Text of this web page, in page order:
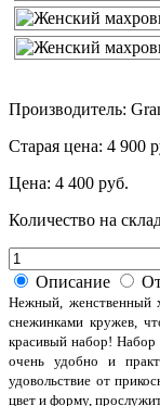
Производитель:
Старая цена: 4 900
Цена: 4 400 руб.
Количество на
Описание
Нежный, женственный
снежинками кружев,
красивый набор! Набор
очень удобно и
удовольствие от
цвет и форму,